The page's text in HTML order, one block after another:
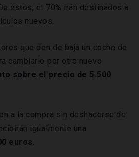
estos, el 70% irán destinados a
nuevos.
que den de baja un coche de
cambiarlo por otro nuevo
sobre el precio de 5.500
a la compra sin deshacerse de
igualmente una
euros.